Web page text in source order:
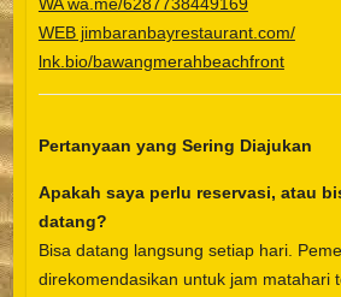
WA wa.me/6287738449169
WEB jimbaranbayrestaurant.com/
lnk.bio/bawangmerahbeachfront
Pertanyaan yang Sering Diajukan
Apakah saya perlu reservasi, atau
datang?
Bisa datang langsung setiap hari.
direkomendasikan untuk jam matahari